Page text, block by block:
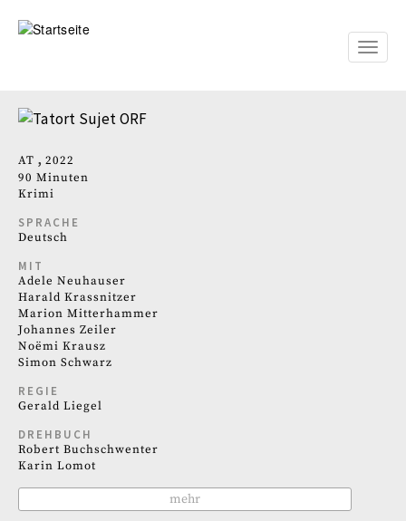
zum
Toggle
AT
2022
90 Minuten
Krimi
SPRACHE
Deutsch
MIT
Adele Neuhauser
Harald Krassnitzer
Marion Mitterhammer
Johannes Zeiler
Noëmi Krausz
Simon Schwarz
REGIE
Gerald Liegel
DREHBUCH
Robert Buchschwenter
Karin Lomot
mehr